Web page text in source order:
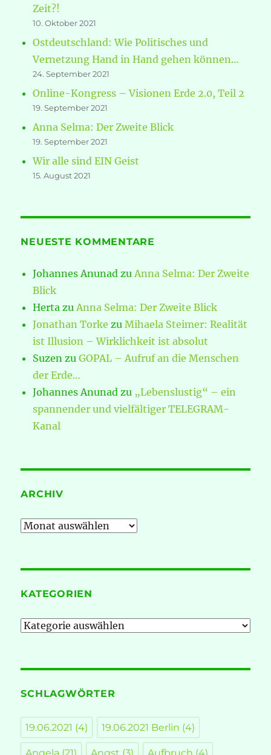
Zeit?!
10. Oktober 2021
Ostdeutschland: Wie Politisches und
Vernetzung Hand in Hand gehen können…
24. September 2021
Online-Kongress – Visionen Erde 2.0, Teil 2
19. September 2021
Anna Selma: Der Zweite Blick
19. September 2021
Wir alle sind EIN Geist
15. August 2021
NEUESTE KOMMENTARE
Johannes Anunad zu Anna Selma: Der Zweite
Blick
Herta zu Anna Selma: Der Zweite Blick
Jonathan Torke zu Mihaela Steimer: Realität
ist Illusion – Wirklichkeit ist absolut
Suzen zuGOPAL – Aufruf an die Menschen
der Erde…
Johannes Anunad zu „Lebenslustig“ – ein
spannender und vielfältiger TELEGRAM-
Kanal
ARCHIV
Archiv
KATEGORIEN
Kategorien
SCHLAGWÖRTER
19.06.2021 (4) 19.06.2021 Berlin (4)
Angela (21) Angst (3) Aufbruch (4)